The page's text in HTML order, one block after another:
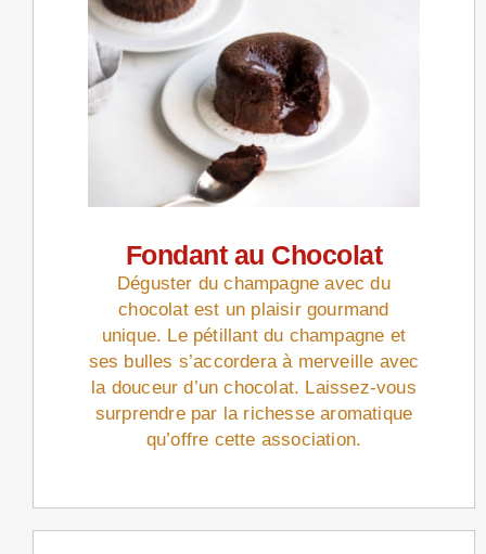
Fondant au Chocolat
Déguster du champagne avec du
chocolat est un plaisir gourmand
unique. Le pétillant du champagne et
ses bulles s’accordera à merveille avec
la douceur d’un chocolat. Laissez-vous
surprendre par la richesse aromatique
qu’offre cette association.